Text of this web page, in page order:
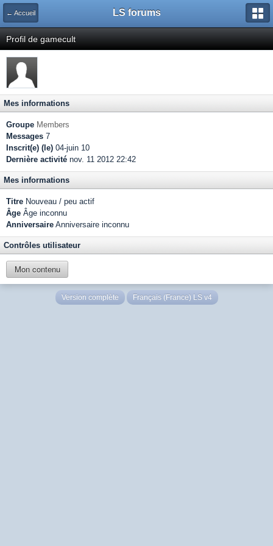
← Accueil LS forums
Profil de gamecult
Mes informations
Groupe Members
Messages 7
Inscrit(e) (le) 04-juin 10
Dernière activité nov. 11 2012 22:42
Mes informations
Titre Nouveau / peu actif
Âge Âge inconnu
Anniversaire Anniversaire inconnu
Contrôles utilisateur
Mon contenu
Version complète Français (France) LS v4